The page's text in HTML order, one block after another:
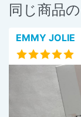
同じ商品
EMMY JOLIE